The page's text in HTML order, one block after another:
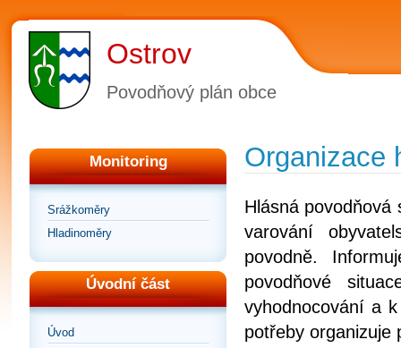
Ostrov
Povodňový plán obce
Monitoring
Srážkoměry
Hladinoměry
Úvodní část
Úvod
Organizace
Hlásná povodňová
varování
povodně.
povodňové
vyhodnocování a
potřeby organizuje